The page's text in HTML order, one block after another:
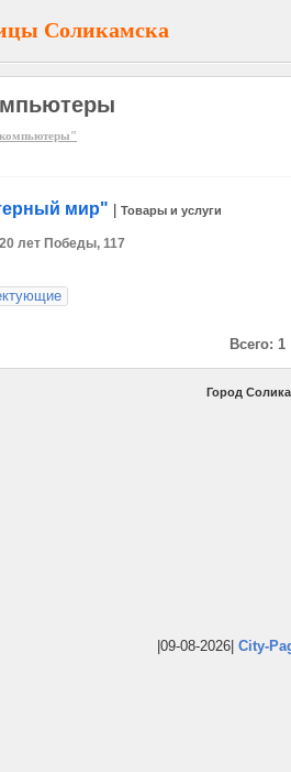
Соликамска
мир" Товары и услуги
лет Победы, 117
Всего: 1
Город
|09-08-2026| City-